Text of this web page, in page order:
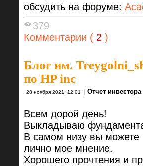
обсудить на форуме:
379
Комментарии ( 2 )
Блог им.
по HP inc
28 ноября 2021, 12:01 Отчет инвестора
Всем дорой день!
Выкладываю
В самом низу вы можете
лично мое мнение.
Хорошего прочтения и